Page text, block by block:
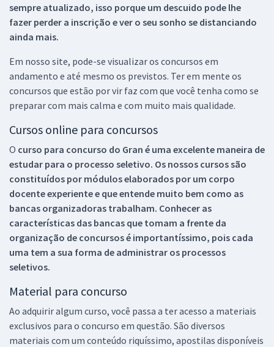
sempre atualizado, isso porque um descuido pode lhe
fazer perder a inscrição e ver o seu sonho se distanciando
ainda mais.
Em nosso site, pode-se visualizar os concursos em
andamento e até mesmo os previstos. Ter em mente os
concursos que estão por vir faz com que você tenha como se
preparar com mais calma e com muito mais qualidade.
Cursos online para concursos
O curso para concurso do Gran é uma excelente maneira de
estudar para o processo seletivo. Os nossos cursos são
constituídos por módulos elaborados por um corpo
docente experiente e que entende muito bem como as
bancas organizadoras trabalham. Conhecer as
características das bancas que tomam a frente da
organização de concursos é importantíssimo, pois cada
uma tem a sua forma de administrar os processos
seletivos.
Material para concurso
Ao adquirir algum curso, você passa a ter acesso a materiais
exclusivos para o concurso em questão. São diversos
materiais com um conteúdo riquíssimo, apostilas disponíveis